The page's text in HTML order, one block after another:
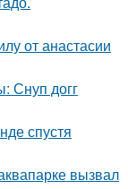
от анастасии
Снуп догг
спустя
вызвал